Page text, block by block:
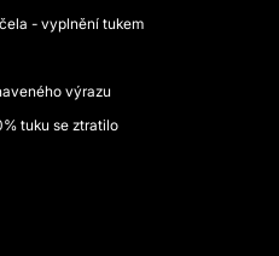
- vyplnění tukem
výrazu
tuku se ztratilo